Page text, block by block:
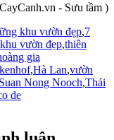
- Sưu tầm )
khu vườn đẹp,7
khu vườn đẹp,thiên
gia
,Hà Lan,vườn
Nong Nooch,Thái
de